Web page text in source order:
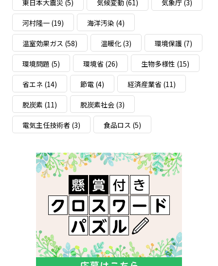
東日本大震災 (5) 気候変動(61) 気象庁(3)
河村隆一(19) 海洋汚染 (4)
温室効果ガス (58) 温暖化(3) 環境保護(7)
環境問題 (5) 環境省(26) 生物多様性 (15)
省エネ (14) 節電(4) 経済産業省(11)
脱炭素 (11) 脱炭素社会(3)
電気主任技術者(3) 食品ロス (5)